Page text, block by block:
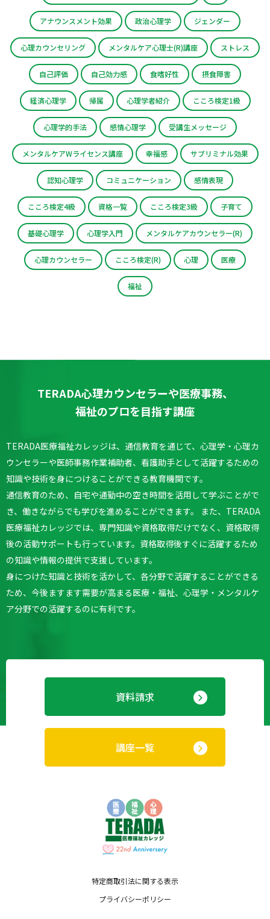
アナウンスメント効果 政治心理学 ジェンダー
心理カウンセリング メンタルケア心理士(R)講座 ストレス
自己評価 自己効力感 食嗜好性 摂食障害
経済心理学 帰属 心理学者紹介 こころ検定1級
心理学的手法 感情心理学 受講生メッセージ
メンタルケアWライセンス講座 幸福感 サブリミナル効果
認知心理学 コミュニケーション 感情表現
こころ検定4級 資格一覧 こころ検定3級 子育て
基礎心理学 心理学入門 メンタルケアカウンセラー(R)
心理カウンセラー こころ検定(R) 心理 医療
福祉
TERADA心理カウンセラーや医療事務、
福祉のプロを目指す講座
TERADA医療福祉カレッジは、通信教育を通じて、心理学・心理カ
ウンセラーや医師事務作業補助者、看護助手として活躍するための
知識や技術を身につけることができる教育機関です。
通信教育のため、自宅や通勤中の空き時間を活用して学ぶことがで
き、働きながらでも学びを進めることができます。
また、TERADA
医療福祉カレッジでは、専門知識や資格取得だけでなく、資格取得
後の活動サポートも行っています。 資格取得後すぐに活躍するため
の知識や情報の提供で支援しています。
身につけた知識と技術を活かして、各分野で活躍することができる
ため、今後ますます需要が高まる医療・福祉、心理学・メンタルケ
ア分野での活躍するのに有利です。
資料請求
講座一覧
特定商取引法に関する表示
プライバシーポリシー